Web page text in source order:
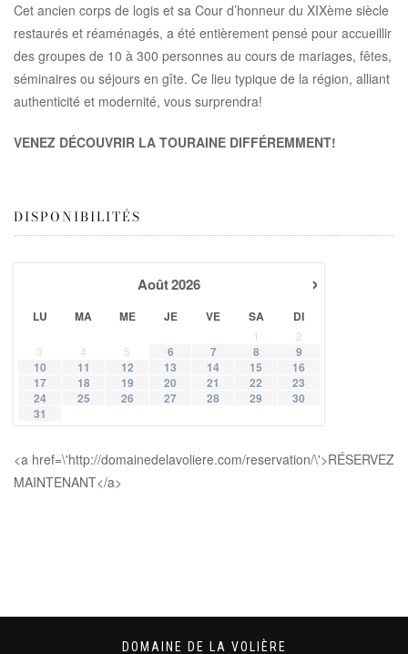
Cet ancien corps de logis et sa Cour d’honneur du XIXème siècle
restaurés et réaménagés, a été entièrement pensé pour accueillir
des groupes de 10 à 300 personnes au cours de mariages, fêtes,
séminaires ou séjours en gîte. Ce lieu typique de la région, alliant
authenticité et modernité, vous surprendra!
VENEZ DÉCOUVRIR LA TOURAINE DIFFÉREMMENT!
DISPONIBILITÉS
›
Août2026
LU MA ME JE VE SA DI
1
2
3
4 5 6 7 8
9
10
11 12 13 14 15
16
17
18 19 20 21 22
23
24
25 26 27 28 29
30
31
<a href=\'http://domainedelavoliere.com/reservation/\'>RÉSERVEZ
MAINTENANT</a>
DOMAINE DE LA VOLIÈRE